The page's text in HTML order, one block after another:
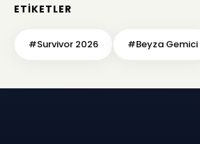
ETIKETLER
#Survivor 2026 #Beyza Gemici